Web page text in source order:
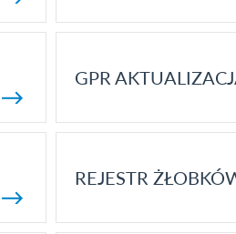
GPR
REJESTR